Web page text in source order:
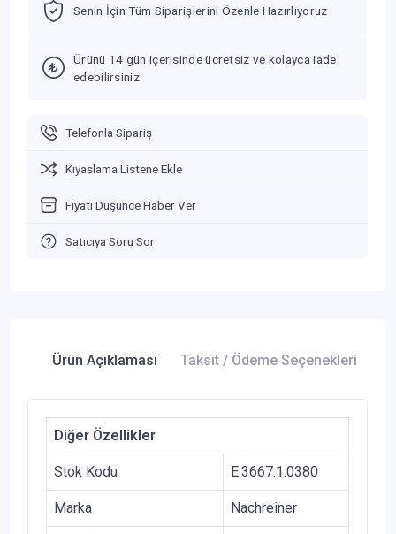
Senin İçin Tüm Siparişlerini Özenle Hazırlıyoruz
Ürünü 14 gün içerisinde ücretsiz ve kolayca iade
edebilirsiniz.
Telefonla Sipariş
Kıyaslama Listene Ekle
Fiyatı Düşünce Haber Ver
Satıcıya Soru Sor
Ürün Açıklaması Taksit / Ödeme Seçenekleri
Diğer Özellikler
Stok Kodu E.3667.1.0380
Marka Nachreiner